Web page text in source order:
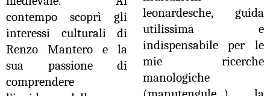
contempo scoprì gli
interessi culturali di
Renzo Mantero e la
sua passione di
comprendere
leonardesche, guida
utilissima e
indispensabile per le
mie ricerche
manologiche